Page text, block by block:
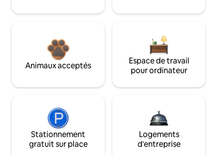
Animaux acceptés
Espace de travail
pour ordinateur
Stationnement
gratuit sur place
Logements
d'entreprise